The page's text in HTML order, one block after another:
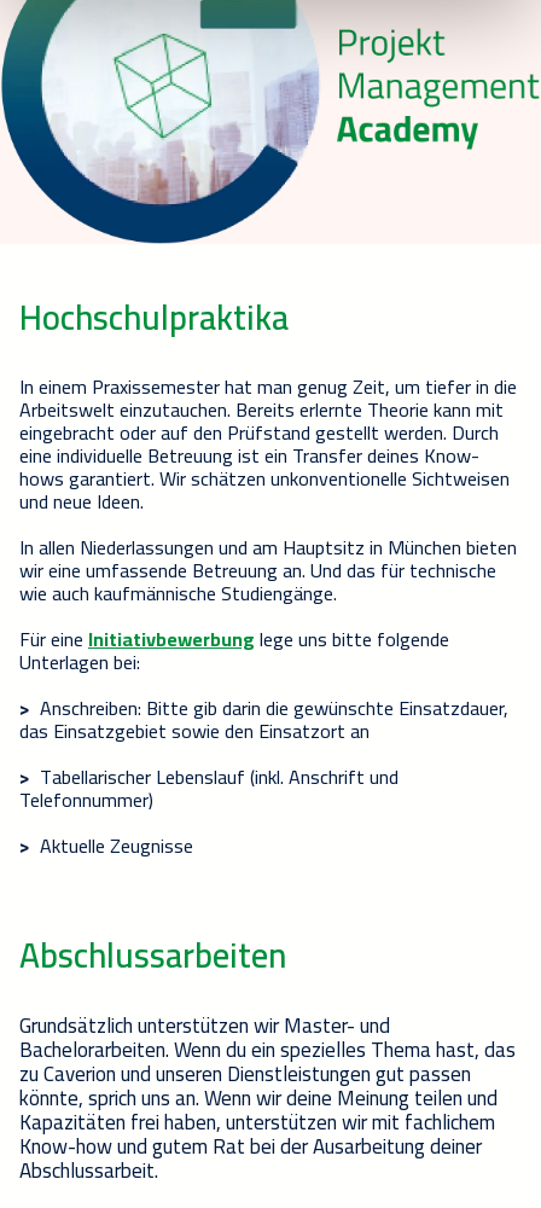
Hochschulpraktika
In einem Praxissemester hat man genug Zeit, um tiefer in die
Arbeitswelt einzutauchen. Bereits erlernte Theorie kann mit
eingebracht oder auf den Prüfstand gestellt werden. Durch
eine individuelle Betreuung ist ein Transfer deines Know-
hows garantiert. Wir schätzen unkonventionelle Sichtweisen
und neue Ideen.
In allen Niederlassungen und am Hauptsitz in München bieten
wir eine umfassende Betreuung an. Und das für technische
wie auch kaufmännische Studiengänge.
Für eineInitiativbewerbunglege uns bitte folgende
Unterlagen bei:
> Anschreiben: Bitte gib darin die gewünschte Einsatzdauer,
das Einsatzgebiet sowie den Einsatzort an
> Tabellarischer Lebenslauf (inkl. Anschrift und
Telefonnummer)
> Aktuelle Zeugnisse
Abschlussarbeiten
Grundsätzlich unterstützen wir Master- und
Bachelorarbeiten. Wenn du ein spezielles Thema hast, das
zu Caverion und unseren Dienstleistungen gut passen
könnte, sprich uns an. Wenn wir deine Meinung teilen und
Kapazitäten frei haben, unterstützen wir mit fachlichem
Know-how und gutem Rat bei der Ausarbeitung deiner
Abschlussarbeit.